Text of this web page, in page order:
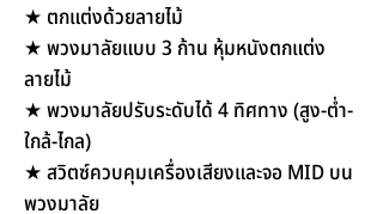
★ ตกแต่งด้วยลายไม้
★ พวงมาลัยแบบ 3 ก้าน หุ้มหนังตกแต่ง
ลายไม้
★ พวงมาลัยปรับระดับได้ 4 ทิศทาง (สูง-ต่ำ-
ใกล้-ไกล)
★ สวิตซ์ควบคุมเครื่องเสียงและจอ MID บน
พวงมาลัย